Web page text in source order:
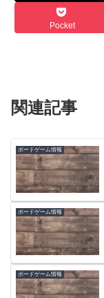
Pocket
関連記事
ボードゲーム情報
ボードゲーム情報
ボードゲーム情報